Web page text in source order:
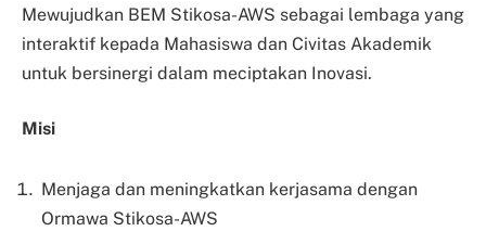
Mewujudkan BEM Stikosa-AWS sebagai lembaga yang
interaktif kepada Mahasiswa dan Civitas Akademik
untuk bersinergi dalam meciptakan Inovasi.
Misi
Menjaga dan meningkatkan kerjasama dengan
Ormawa Stikosa-AWS